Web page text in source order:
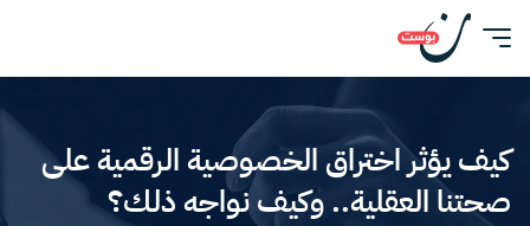
كيف يؤثر اختراق الخصوصية الرقمية على
صحتنا العقلية.. وكيف نواجه ذلك؟